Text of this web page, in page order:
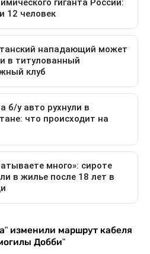
изменили маршрут кабеля
Добби"